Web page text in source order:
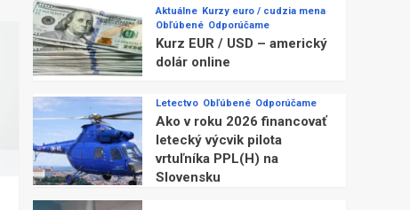
Aktuálne Kurzy euro / cudzia mena
Obľúbené Odporúčame
Kurz EUR / USD – americký
dolár online
Letectvo Obľúbené Odporúčame
Ako v roku 2026 financovať
letecký výcvik pilota
vrtuľníka PPL(H) na
Slovensku